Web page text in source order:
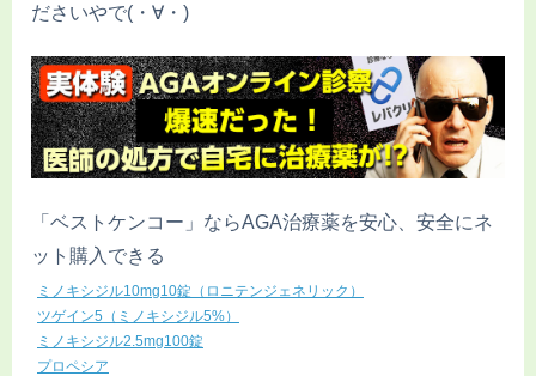
ださいやで(・∀・)
「ベストケンコー」ならAGA治療薬を安心、安全にネ
ット購入できる
ミノキシジル10mg10錠（ロニテンジェネリック）
ツゲイン5（ミノキシジル5%）
ミノキシジル2.5mg100錠
プロペシア